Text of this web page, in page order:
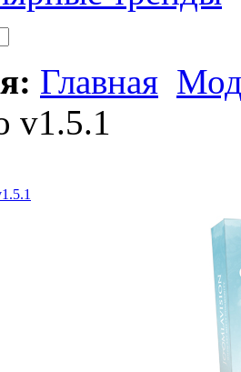
Главная
v1.5.1